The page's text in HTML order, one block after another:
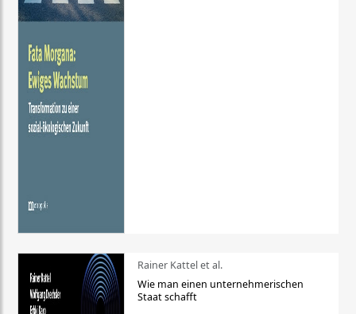
Rainer Kattel et al.
Wie man einen unternehmerischen
Staat schafft